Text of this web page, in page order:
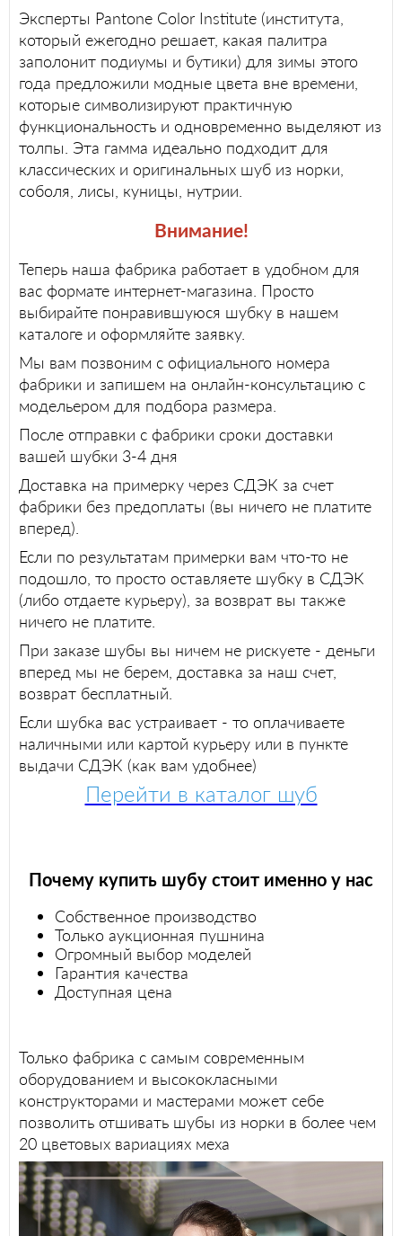
Эксперты Pantone Color Institute (института,
который ежегодно решает, какая палитра
заполонит подиумы и бутики) для зимы этого
года предложили модные цвета вне времени,
которые символизируют практичную
функциональность и одновременно выделяют из
толпы. Эта гамма идеально подходит для
классических и оригинальных шуб из норки,
соболя, лисы, куницы, нутрии.
Внимание!
Теперь наша фабрика работает в удобном для
вас формате интернет-магазина. Просто
выбирайте понравившуюся шубку в нашем
каталоге и оформляйте заявку.
Мы вам позвоним с официального номера
фабрики и запишем на онлайн-консультацию с
модельером для подбора размера.
После отправки с фабрики сроки доставки
вашей шубки 3-4 дня
Доставка на примерку через СДЭК за счет
фабрики без предоплаты (вы ничего не платите
вперед).
Если по результатам примерки вам что-то не
подошло, то просто оставляете шубку в СДЭК
(либо отдаете курьеру), за возврат вы также
ничего не платите.
При заказе шубы вы ничем не рискуете - деньги
вперед мы не берем, доставка за наш счет,
возврат бесплатный.
Если шубка вас устраивает - то оплачиваете
наличными или картой курьеру или в пункте
выдачи СДЭК (как вам удобнее)
Перейти в каталог шуб
Почему купить шубу стоит именно у нас
Собственное производство
Только аукционная пушнина
Огромный выбор моделей
Гарантия качества
Доступная цена
Только фабрика с самым современным
оборудованием и высококласными
конструкторами и мастерами может себе
позволить отшивать шубы из норки в более чем
20 цветовых вариациях меха